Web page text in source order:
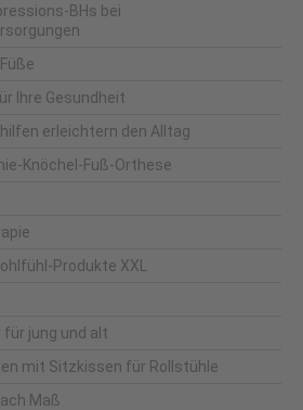
BHs bei
Ihre Gesundheit
erleichtern den Alltag
Knöchel-Fuß-Orthese
Produkte XXL
für jung und alt
mit Sitzkissen für Rollstühle
Maß